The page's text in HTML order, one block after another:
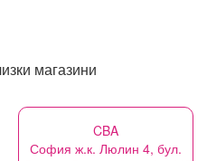
магазини
CBA
София ж.к. Люлин 4, бул.